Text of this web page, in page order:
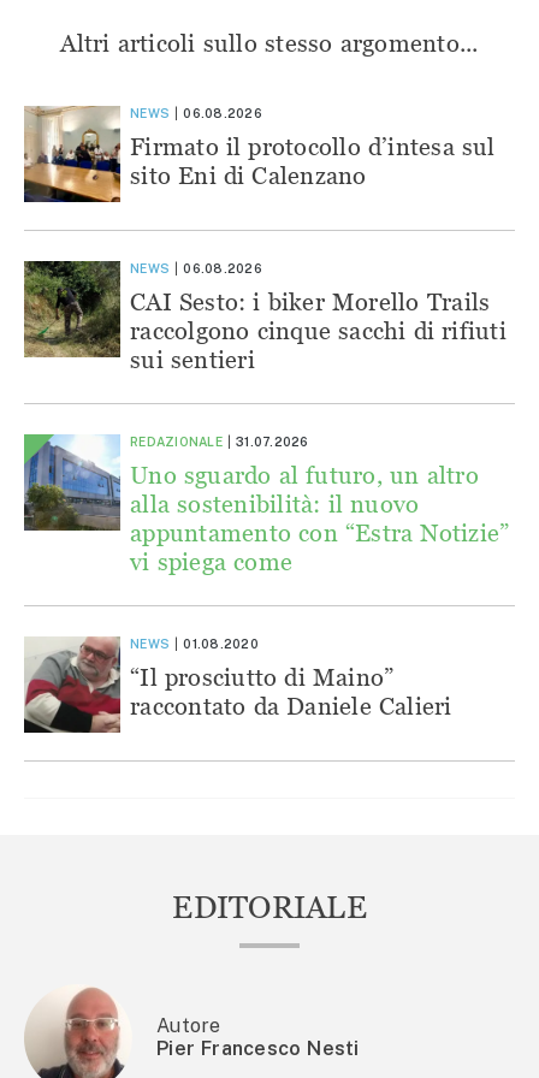
Altri articoli sullo stesso argomento...
NEWS 06.08.2026
Firmato il protocollo d’intesa sul
sito Eni di Calenzano
NEWS 06.08.2026
CAI Sesto: i biker Morello Trails
raccolgono cinque sacchi di rifiuti
sui sentieri
REDAZIONALE 31.07.2026
Uno sguardo al futuro, un altro
alla sostenibilità: il nuovo
appuntamento con “Estra Notizie”
vi spiega come
NEWS 01.08.2020
“Il prosciutto di Maino”
raccontato da Daniele Calieri
EDITORIALE
Autore
Pier Francesco Nesti